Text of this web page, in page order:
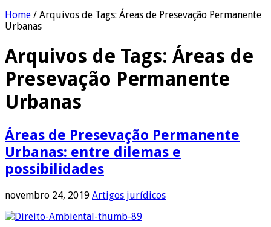
Home / Arquivos de Tags: Áreas de Presevação Permanente
Urbanas
Arquivos de Tags: Áreas de
Presevação Permanente
Urbanas
Áreas de Presevação Permanente
Urbanas: entre dilemas e
possibilidades
novembro 24, 2019 Artigos jurídicos